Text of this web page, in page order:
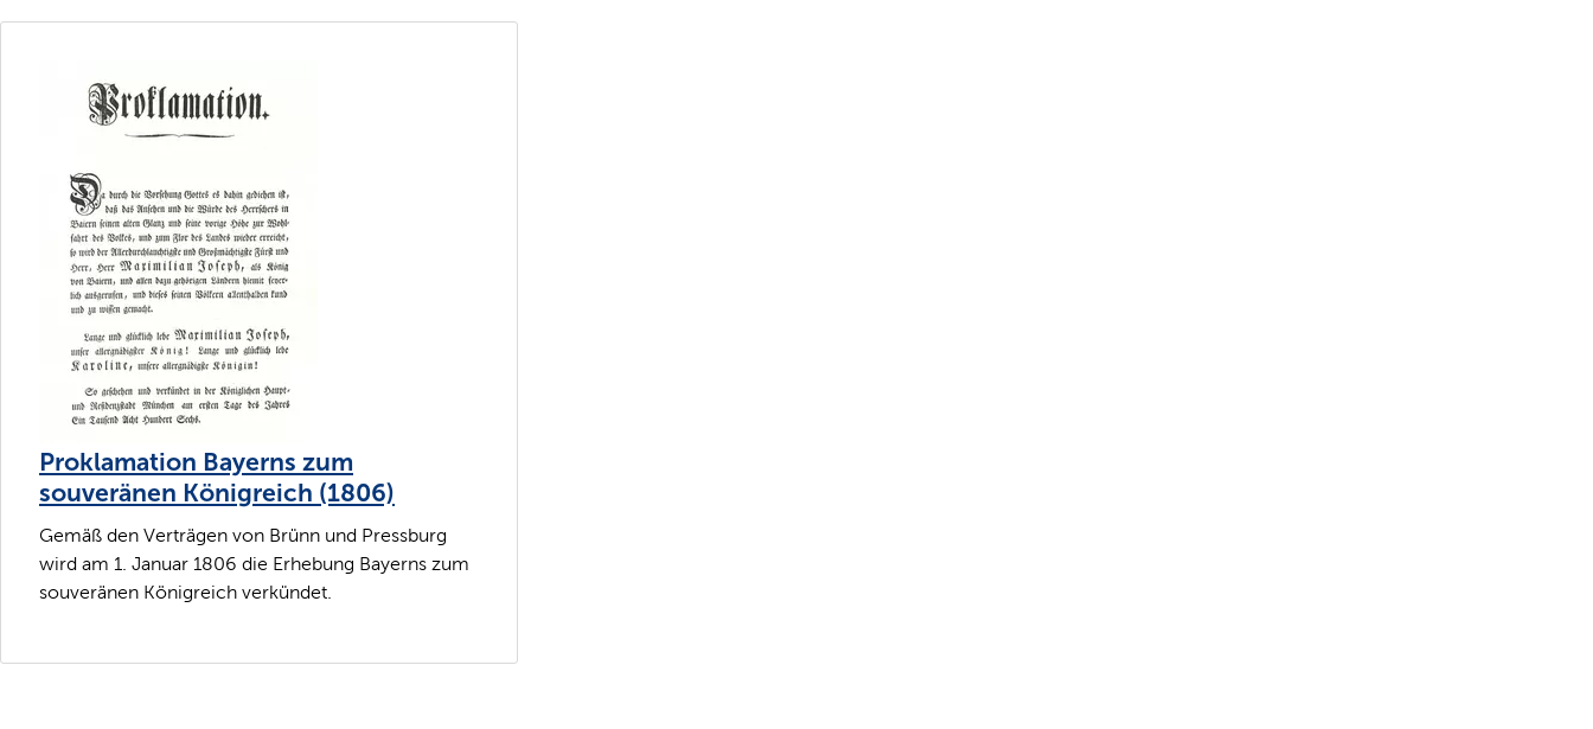
Proklamation Bayerns zum
souveränen Königreich (1806)
Gemäß den Verträgen von Brünn und Pressburg
wird am 1. Januar 1806 die Erhebung Bayerns zum
souveränen Königreich verkündet.